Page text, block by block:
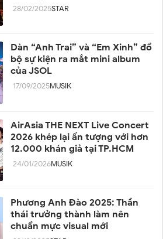
28/02/2025STAR
Dàn “Anh Trai” và “Em Xinh” đổ
bộ sự kiện ra mắt mini album
của JSOL
17/09/2025MUSIK
AirAsia THE NEXT Live Concert
2026 khép lại ấn tượng với hơn
12.000 khán giả tại TP.HCM
24/01/2026MUSIK
Phương Anh Đào 2025: Thần
thái trưởng thành làm nên
chuẩn mực visual mới